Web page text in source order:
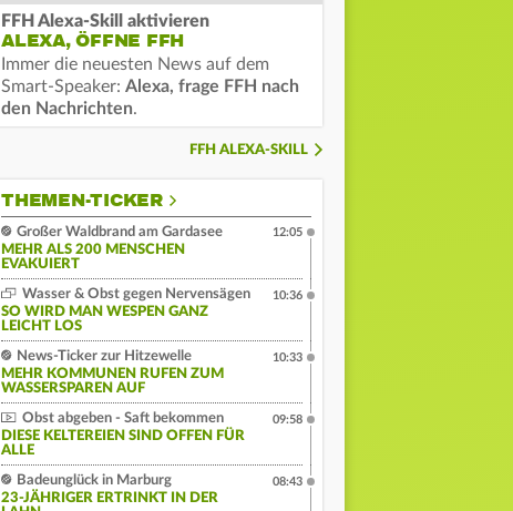
FFH Alexa-Skill aktivieren
ALEXA, ÖFFNE FFH
Immer die neuesten News auf dem
Smart-Speaker: Alexa, frage FFH nach
den Nachrichten.
FFH ALEXA-SKILL
THEMEN-TICKER
Großer Waldbrand am Gardasee
MEHR ALS 200 MENSCHEN
EVAKUIERT
12:05
Wasser & Obst gegen Nervensägen
SO WIRD MAN WESPEN GANZ
LEICHT LOS
10:36
News-Ticker zur Hitzewelle
MEHR KOMMUNEN RUFEN ZUM
WASSERSPAREN AUF
10:33
Obst abgeben - Saft bekommen
DIESE KELTEREIEN SIND OFFEN FÜR
ALLE
09:58
Badeunglück in Marburg
23-JÄHRIGER ERTRINKT IN DER
08:43